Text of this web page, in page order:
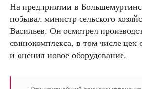
На предприятии в
побывал министр сельского
Васильев. Он осмотрел
свинокомплекса, в том числе цех
и оценил новое оборудование.